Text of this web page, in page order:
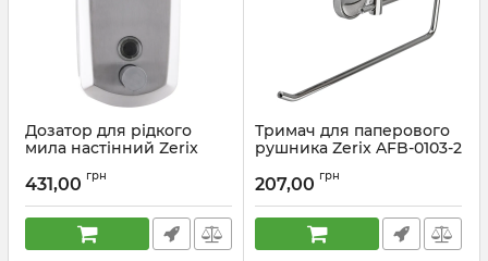
Дозатор для рідкого
мила настінний Zerix
Артикул: ZX2716
431,00 грн
Тримач для паперового
рушника Zerix AFB-0103-2
Артикул: ZX5066
207,00 грн